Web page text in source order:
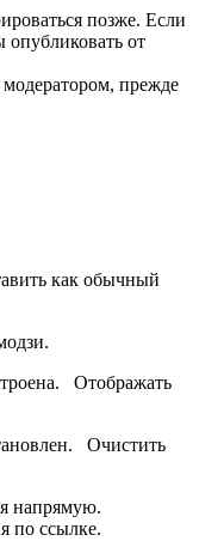
позже. Если
опубликовать от
прежде
как обычный
Отображать
Очистить
напрямую.
по ссылке.